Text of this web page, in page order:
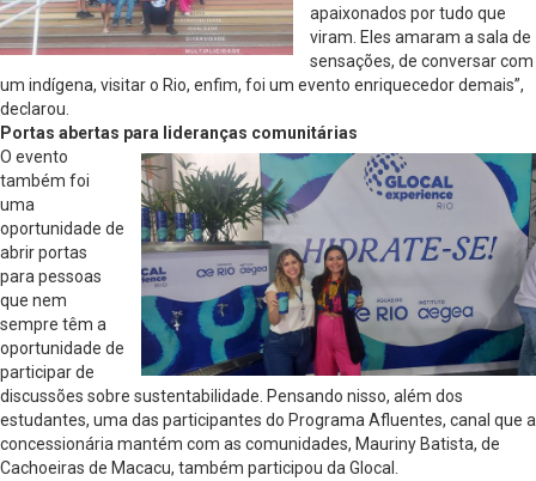
apaixonados por tudo que
viram. Eles amaram a sala de
sensações, de conversar com
um indígena, visitar o Rio, enfim, foi um evento enriquecedor demais”,
declarou.
Portas abertas para lideranças comunitárias
O evento
também foi
uma
oportunidade de
abrir portas
para pessoas
que nem
sempre têm a
oportunidade de
participar de
discussões sobre sustentabilidade. Pensando nisso, além dos
estudantes, uma das participantes do Programa Afluentes, canal que a
concessionária mantém com as comunidades, Mauriny Batista, de
Cachoeiras de Macacu, também participou da Glocal.